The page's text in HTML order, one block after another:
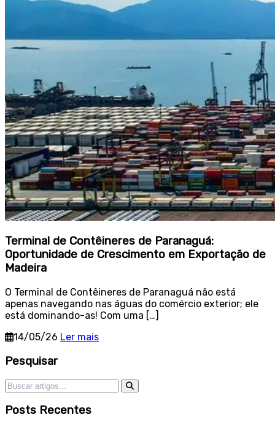
Terminal de Contêineres de Paranaguá:
Oportunidade de Crescimento em Exportação de
Madeira
O Terminal de Contêineres de Paranaguá não está
apenas navegando nas águas do comércio exterior; ele
está dominando-as! Com uma […]
14/05/26 Ler mais
Sidebar
Pesquisar
Pesquisar por:
Posts Recentes